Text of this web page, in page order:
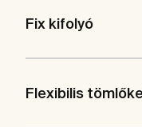
Fix kifolyó
Flexibilis